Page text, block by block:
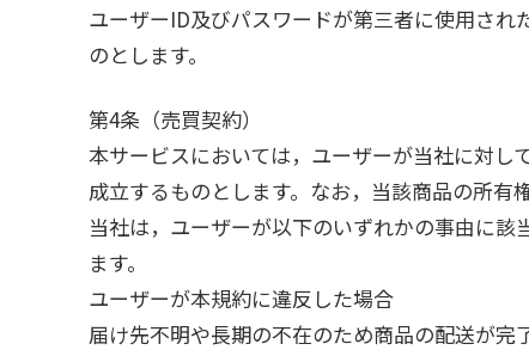
ユーザーID及びパスワードが第三者に使用さ
のとします。
第4条（売買契約）
本サービスにおいては，ユーザーが当社に対
成立するものとします。なお，当該商品の所有
当社は，ユーザーが以下のいずれかの事由に
ます。
ユーザーが本規約に違反した場合
届け先不明や長期の不在のため商品の配送が完